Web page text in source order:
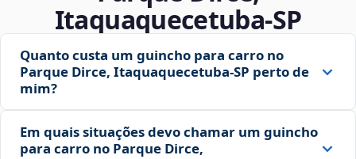
Itaquaquecetuba‑SP
Quanto custa um guincho para carro no
Parque Dirce, Itaquaquecetuba‑SP perto de
mim?
Em quais situações devo chamar um guincho
para carro no Parque Dirce,